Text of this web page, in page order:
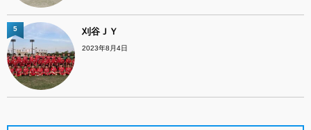
刈谷ＪＹ
2023年8月4日
5